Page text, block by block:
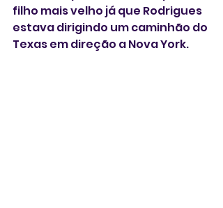
filho mais velho já que Rodrigues
estava dirigindo um caminhão do
Texas em direção a Nova York.